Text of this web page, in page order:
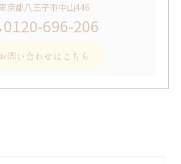
京都八王子市中山446
0120-696-206
お問い合わせはこちら